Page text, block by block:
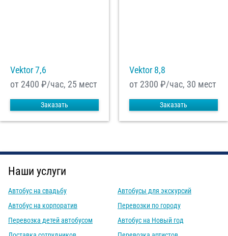
Vektor 7,6
от 2400 ₽/час, 25 мест
Заказать
Vektor 8,8
от 2300 ₽/час, 30 мест
Заказать
Наши услуги
Автобус на свадьбу
Автобус на корпоратив
Перевозка детей автобусом
Автобусы для экскурсий
Перевозки по городу
Автобус на Новый год